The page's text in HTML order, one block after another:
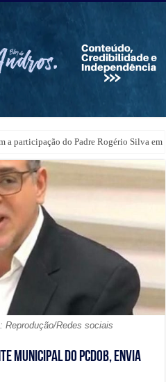
a participação do Padre Rogério Silva
Reprodução/Redes sociais
Municipal do PCdoB, envia